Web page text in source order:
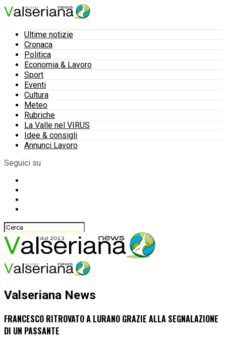
Ultime notizie
Cronaca
Politica
Economia & Lavoro
Sport
Eventi
Cultura
Meteo
Rubriche
La Valle nel VIRUS
Idee & consigli
Annunci Lavoro
Seguici su
Valseriana News
FRANCESCO RITROVATO A LURANO GRAZIE ALLA SEGNALAZIONE
DI UN PASSANTE